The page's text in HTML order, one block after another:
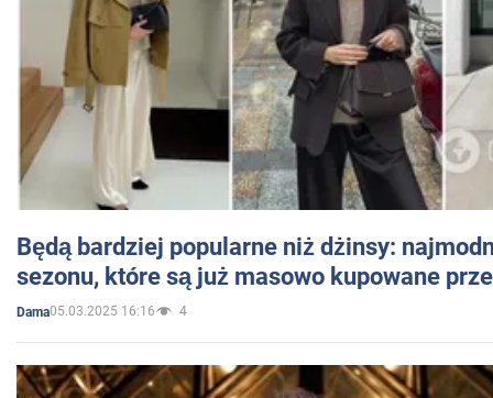
Będą bardziej popularne niż dżinsy:
sezonu, które są już masowo kupowane
Dama05.03.2025 16:16 4